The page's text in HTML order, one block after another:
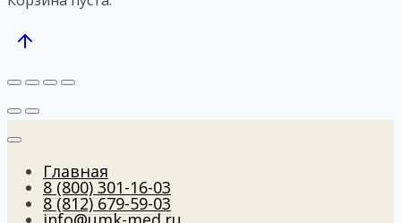
Главная
8 (800) 301-16-03
8 (812) 679-59-03